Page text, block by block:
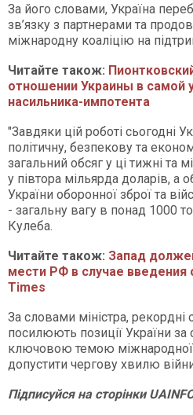
За його словами, Україна
зв’язку з партнерами та
міжнародну коаліцію на
Читайте також:
отношении Украины в самой
насильника-импотента
"Завдяки цій роботі сьогодні
політичну, безпекову та
загальний обсяг у ці тижні та
у півтора мільярда доларів, а
України оборонної зброї та
- загальну вагу в понад 1000
Кулеба.
Читайте також: Запад
мести РФ в случае введения
Times
За словами міністра, рекордні
посилюють позиції України за
ключовою темою міжнародної
допустити чергову хвилю
Підписуйся на сторінки